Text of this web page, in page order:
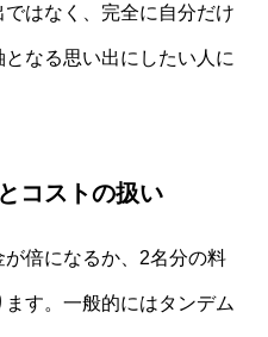
はなく、完全に自分だけ
なる思い出にしたい人に
コストの扱い
倍になるか、2名分の料
す。一般的にはタンデム